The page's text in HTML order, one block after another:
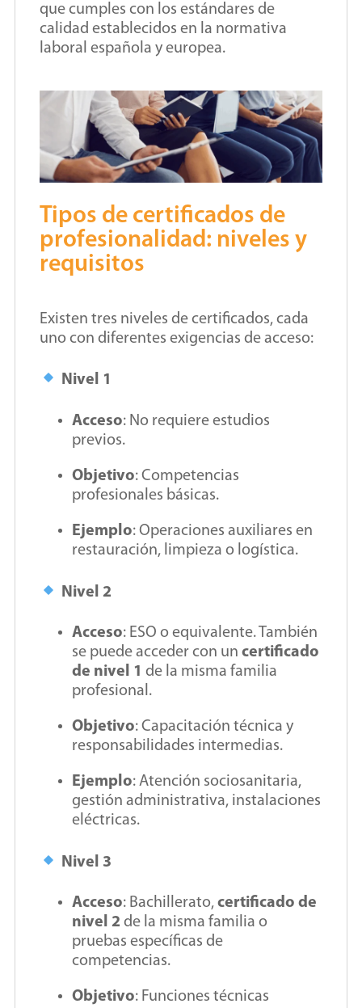
que cumples con los estándares de
calidad establecidos en la normativa
laboral española y europea.
Tipos de certificados de
profesionalidad: niveles y
requisitos
Existen tres niveles de certificados, cada
uno con diferentes exigencias de acceso:
Nivel 1
Acceso: No requiere estudios
previos.
Objetivo: Competencias
profesionales básicas.
Ejemplo: Operaciones auxiliares en
restauración, limpieza o logística.
Nivel 2
Acceso: ESO o equivalente. También
se puede acceder con un certificado
de nivel 1 de la misma familia
profesional.
Objetivo: Capacitación técnica y
responsabilidades intermedias.
Ejemplo: Atención sociosanitaria,
gestión administrativa, instalaciones
eléctricas.
Nivel 3
Acceso: Bachillerato, certificado de
nivel 2 de la misma familia o
pruebas específicas de
competencias.
Objetivo: Funciones técnicas